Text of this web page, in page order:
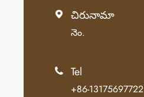
 చిరునామా
నెం.
 Tel
+86-13175697722